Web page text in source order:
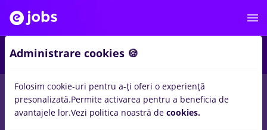
locuri de muncaawsinTransport / Distributie, IT / Telecom
Administrare cookies 🍪
Folosim cookie-uri pentru a-ți oferi o experiență
presonalizată.Permite activarea pentru a beneficia de
avantajele lor.Vezi politica noastră de cookies.